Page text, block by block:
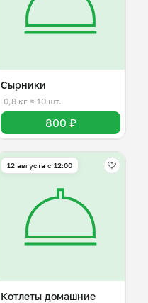
Сырники
0,8 кг ≈ 10 шт.
800 ₽
12 августа с 12:00
Котлеты домашние